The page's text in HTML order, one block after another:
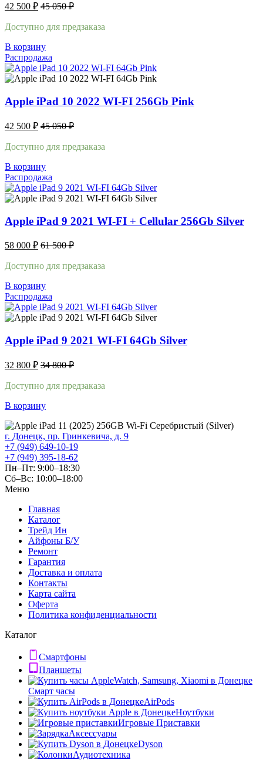
42 500 ₽ 45 050₽
Доступно для предзаказа
В корзину
Распродажа
Apple iPad 10 2022 WI-FI 256Gb Pink
42 500 ₽ 45 050₽
Доступно для предзаказа
В корзину
Распродажа
Apple iPad 9 2021 WI-FI + Cellular 256Gb Silver
58 000 ₽ 61 500₽
Доступно для предзаказа
В корзину
Распродажа
Apple iPad 9 2021 WI-FI 64Gb Silver
32 800 ₽ 34 800₽
Доступно для предзаказа
В корзину
г. Донецк, пр. Гринкевича, д. 9
+7 (949) 649-10-19
+7 (949) 395-18-62
Пн–Пт: 9:00–18:30
Сб–Вс: 10:00–18:00
Меню
Главная
Каталог
Трейд Ин
Айфоны Б/У
Ремонт
Гарантия
Доставка и оплата
Контакты
Карта сайта
Оферта
Политика конфиденциальности
Каталог
Смартфоны
Планшеты
Смарт часы
AirPods
Ноутбуки
Игровые Приставки
Аксессуары
Dyson
Аудиотехника